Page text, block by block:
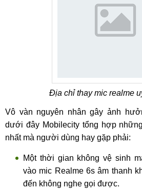
Địa chỉ thay mic realme
Vô vàn nguyên nhân gây ảnh
dưới đây Mobilecity tổng hợp
nhất mà người dùng hay gặp phải:
Một thời gian không vệ sinh
vào mic Realme 6s âm thanh
đến không nghe gọi được.